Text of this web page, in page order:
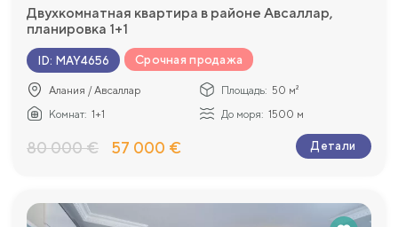
Двухкомнатная квартира в районе Авсаллар,
планировка 1+1
ID: MAY4656 Срочная продажа
Алания / Авсаллар Площадь: 50 м²
Комнат: 1+1 До моря: 1500 м
80 000 € 57 000 € Детали